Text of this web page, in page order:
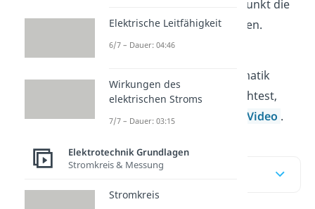
lernst du zu jedem Unterpunkt die
wichtigstenFormelnkennen.
möchtest und dir die Thematik
lieber erklären lassen möchtest,
dann schau doch in unser Video .
Inhaltsübersicht
Elektrische Leitfähigkeit
6/7 – Dauer: 04:46
Wirkungen des
elektrischen Stroms
7/7 – Dauer: 03:15
Elektrotechnik Grundlagen
Stromkreis & Messung
Stromkreis